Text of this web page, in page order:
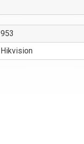
953
Hikvision